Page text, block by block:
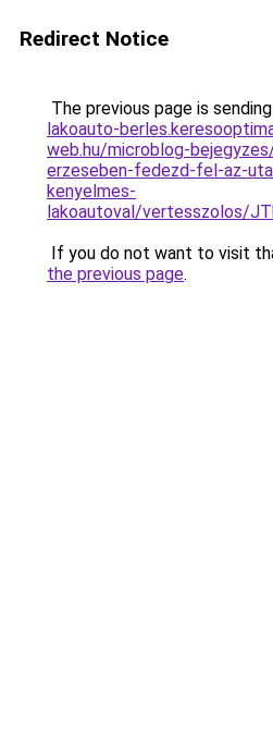
Redirect Notice
The previous page is
lakoauto-
web.hu/microblog-
erzeseben-fedezd-fel-az-
kenyelmes-
lakoautoval/vertesszolos/
If you do not want to visit
the previous page.